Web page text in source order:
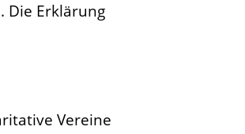
Die Erklärung
Vereine